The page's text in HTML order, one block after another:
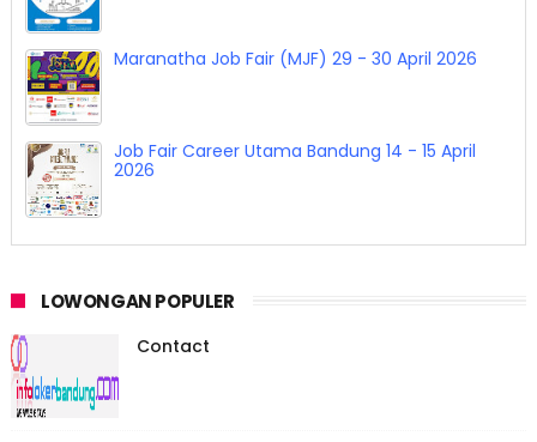
Maranatha Job Fair (MJF) 29 - 30 April 2026
Job Fair Career Utama Bandung 14 - 15 April
2026
LOWONGAN POPULER
Contact